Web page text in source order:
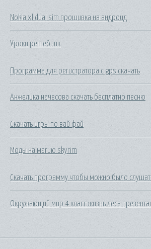
Nokia xl dual sim прошивка на андроид
Уроки решебник
Программа для регистратора с gps скачать
Анжелика начесова скачать бесплатно песню
Скачать игры по вай фай
Моды на магию skyrim
Скачать программу чтобы можно было
Окружающий мир 4 класс жизнь леса